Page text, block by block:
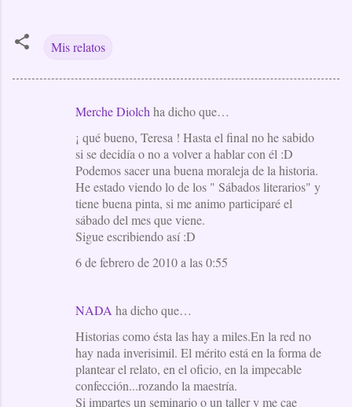
Mis relatos
Merche Diolch ha dicho que…
¡ qué bueno, Teresa ! Hasta el final no he sabido
si se decidía o no a volver a hablar con él :D
Podemos sacer una buena moraleja de la historia.
He estado viendo lo de los " Sábados literarios" y
tiene buena pinta, si me animo participaré el
sábado del mes que viene.
Sigue escribiendo así :D
6 de febrero de 2010 a las 0:55
NADA ha dicho que…
Historias como ésta las hay a miles.En la red no
hay nada inverisimil. El mérito está en la forma de
plantear el relato, en el oficio, en la impecable
confección...rozando la maestría.
Si impartes un seminario o un taller y me cae